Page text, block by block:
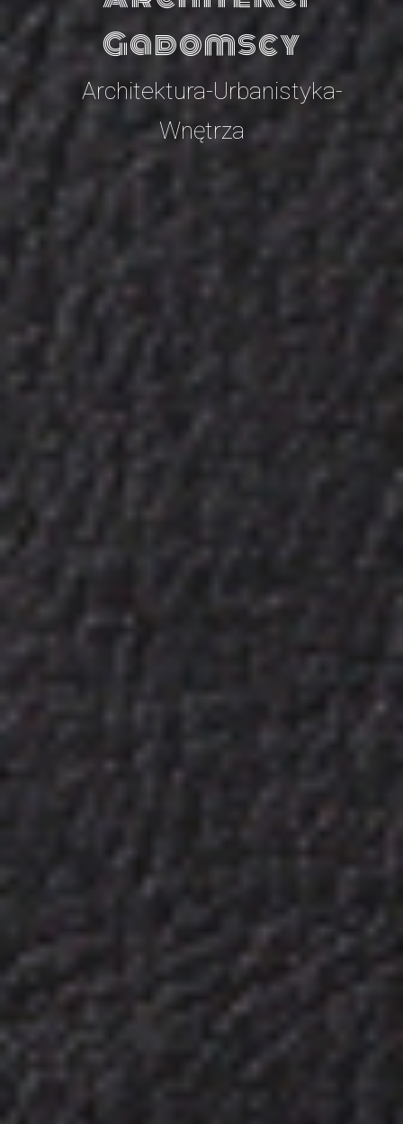
Gadomscy
Architektura-Urbanistyka-
Wnętrza